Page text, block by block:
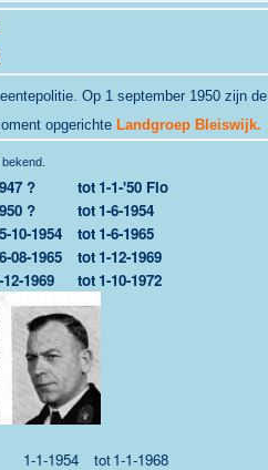
Op 1 september 1950 zijn de
opgerichte Landgroep Bleiswijk.
? tot 1-1-'50 Flo
? tot 1-6-1954
10-1954 tot 1-6-1965
08-1965 tot 1-12-1969
12-1969 tot 1-10-1972
1-1-1954 tot1-1-1968